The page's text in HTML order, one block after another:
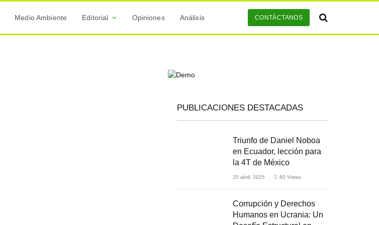
Medio Ambiente Editorial Opiniones Análisis CONTÁCTANOS
PUBLICACIONES DESTACADAS
Triunfo de Daniel Noboa
en Ecuador, lección para
la 4T de México
25 abril, 2025 80 Vistas
Corrupción y Derechos
Humanos en Ucrania: Un